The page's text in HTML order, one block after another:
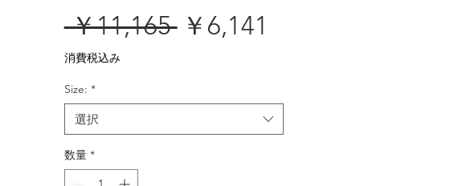
￥11,165 通
価
格
￥6,141
ル
価
消費税込み
Size: *
選択
数量 *